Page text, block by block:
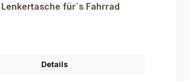
für`s Fahrrad
Preis:
Details